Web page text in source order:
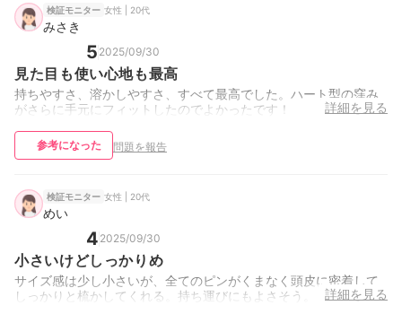
検証モニター 女性 | 20代
みさき
5 2025/09/30
見た目も使い心地も最高
持ちやすさ、溶かしやすさ、すべて最高でした。ハート型の窪み
がさらに手元にフィットしたのでよかったです！
詳細を見る
参考になった 問題を報告
検証モニター 女性 | 20代
めい
4 2025/09/30
小さいけどしっかりめ
サイズ感は少し小さいが、全てのピンがくまなく頭皮に密着して
しっかりと梳かしてくれる。持ち運びにもよさそう。
詳細を見る